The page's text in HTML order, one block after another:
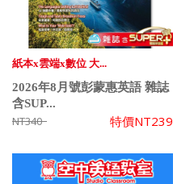
紙本x雲端x數位 大...
2026年8月號彭蒙惠英語 雜誌
含SUP...
NT340 特價NT239